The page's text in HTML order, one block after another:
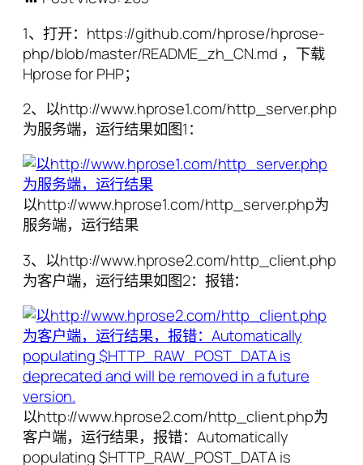
1、打开：https://github.com/hprose/hprose-
php/blob/master/README_zh_CN.md ，下载
Hprose for PHP；
2、以http://www.hprose1.com/http_server.php
为服务端，运行结果如图1：
以http://www.hprose1.com/http_server.php为
服务端，运行结果
3、以http://www.hprose2.com/http_client.php
为客户端，运行结果如图2：报错：
以http://www.hprose2.com/http_client.php为
客户端，运行结果，报错：Automatically
populating $HTTP_RAW_POST_DATA is